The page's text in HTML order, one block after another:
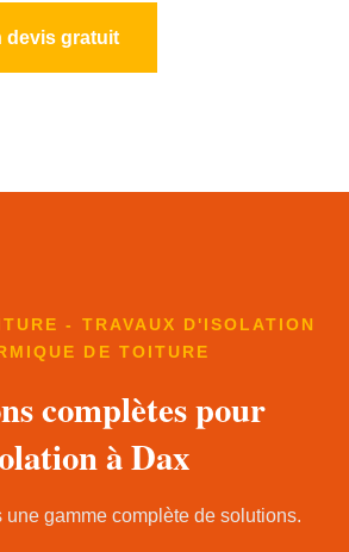
devis gratuit
- TRAVAUX D'ISOLATION
DE TOITURE
complètes pour
à Dax
une gamme complète de solutions.